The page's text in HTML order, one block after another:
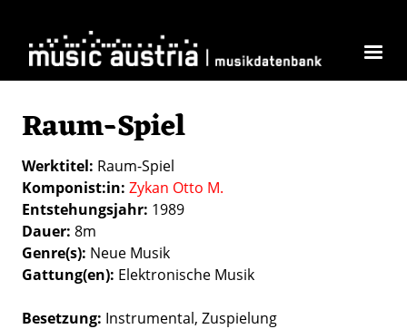
Raum-Spiel
Werktitel Raum-Spiel
Komponist:in Zykan Otto M.
Entstehungsjahr 1989
Dauer 8m
Genre(s) Neue Musik
Gattung(en) Elektronische Musik
Besetzung Instrumental Zuspielung